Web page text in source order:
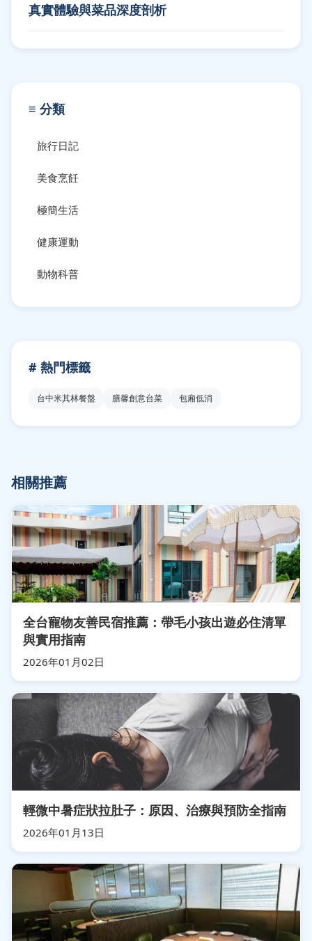
真實體驗與菜品深度剖析
≡ 分類
旅行日記
美食烹飪
極簡生活
健康運動
動物科普
# 熱門標籤
台中米其林餐盤 膳馨創意台菜 包廂低消
相關推薦
全台寵物友善民宿推薦：帶毛小孩出遊必住清單
與實用指南
2026年01月02日
輕微中暑症狀拉肚子：原因、治療與預防全指南
2026年01月13日